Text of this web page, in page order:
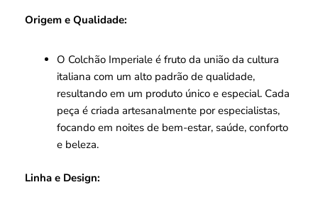
Origem e Qualidade:
O Colchão Imperiale é fruto da união da cultura
italiana com um alto padrão de qualidade,
resultando em um produto único e especial. Cada
peça é criada artesanalmente por especialistas,
focando em noites de bem-estar, saúde, conforto
e beleza.
Linha e Design: